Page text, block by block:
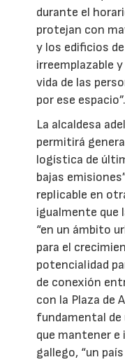
durante el
protejan con
y los edificios
irreemplazable
vida de las
por ese espacio”.
La alcaldesa
permitirá
logística de
bajas
replicable en
igualmente que
“en un ámbito
para el
potencialidad
de conexión
con la Plaza de
fundamental de
que mantener
gallego, “un